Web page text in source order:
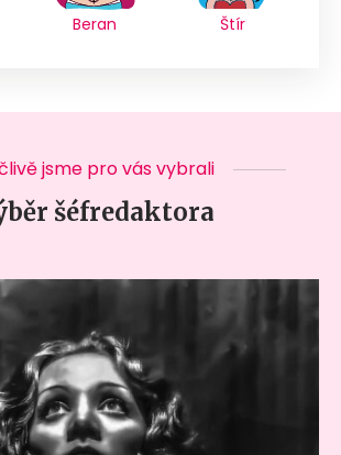
Beran Štír
jsme pro vás vybrali
šéfredaktora